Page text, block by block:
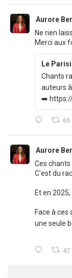
Aurore
Ne rien
Merci aux
Le
Chants
auteurs
➡️
65
Aurore
Ces
C'est du
Et en
Face à
une seule
47